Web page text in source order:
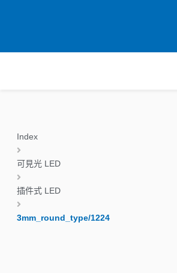
Index
可見光 LED
插件式 LED
3mm_round_type/1224